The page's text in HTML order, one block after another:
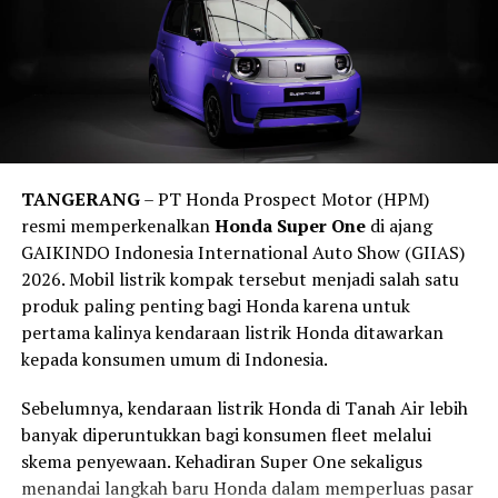
Bangsa-Bangsa (PBB) yang mendorong peningkatan
standar keselamatan kendaraan secara global pada
tahun 2030. Di Indonesia, upaya tersebut turut
diperkuat melaluiRencana Umum Nasional
Keselamatan (RUNK)yang menempatkan keselamatan
kendaraan sebagai salah satu pilar utama transportasi
nasional.
Edukasi Keselamatan dan Program
Sosial Bosch
Selain memperagakan teknologi keselamatan modern,
Bosch juga mengedukasi pengunjung mengenai
pentingnya melakukan perawatan kendaraan secara
berkala agar seluruh sistem keselamatan tetap bekerja
secara optimal.
Bosch turut menghadirkan berbagai produk aftermarket
Prototipe tersebut juga terlihat menggunakan pelek
berdiameter besar yang dipadukan dengan sistem
pengereman berperforma tinggi. Kombinasi ini
mengindikasikan bahwa Dodge tidak hanya mengejar
angka tenaga, tetapi juga meningkatkan kemampuan
handling dan pengereman.
Menariknya, salah satu unit terlihat membawaRacepak
data logger. Perangkat tersebut digunakan untuk
merekam berbagai parameter kendaraan selama proses
Kehadiran alat tersebut memperkuat dugaan bahwa
prototipe Charger ini sedang menjalani pengembangan
serius, termasuk pengujian performa dan kemungkinan
TANGERANG– PT Honda Prospect Motor (HPM)
resmi memperkenalkanHonda Super Onedi ajang
GAIKINDO Indonesia International Auto Show (GIIAS)
2026. Mobil listrik kompak tersebut menjadi salah satu
produk paling penting bagi Honda karena untuk
pertama kalinya kendaraan listrik Honda ditawarkan
kepada konsumen umum di Indonesia.
Sebelumnya, kendaraan listrik Honda di Tanah Air lebih
banyak diperuntukkan bagi konsumen fleet melalui
skema penyewaan. Kehadiran Super One sekaligus
menandai langkah baru Honda dalam memperluas pasar